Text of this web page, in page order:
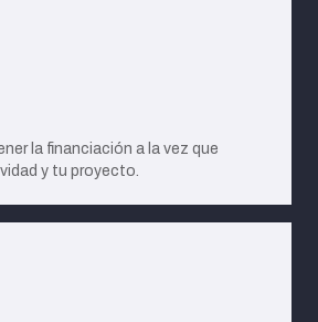
la financiación a la vez que
y tu proyecto.